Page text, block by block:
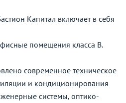
Капитал включает в себя
помещения класса B.
современное техническое
и кондиционирования
системы, оптико-